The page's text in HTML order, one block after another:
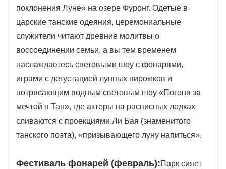
поклонения Луне» на озере Фуронг. Одетые в
царские танские одеяния, церемониальные
служители читают древние молитвы о
воссоединении семьи, а вы тем временем
наслаждаетесь световыми шоу с фонарями,
играми с дегустацией лунных пирожков и
потрясающим водным световым шоу «Погоня за
мечтой в Тан», где актеры на расписных лодках
сливаются с проекциями Ли Бая (знаменитого
танского поэта), «призывающего луну напиться».
Фестиваль фонарей (февраль):Парк сияет